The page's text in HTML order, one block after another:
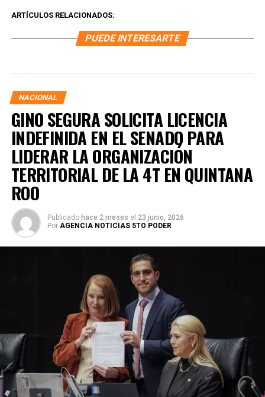
ARTÍCULOS RELACIONADOS:
PUEDE INTERESARTE
NACIONAL
GINO SEGURA SOLICITA LICENCIA
INDEFINIDA EN EL SENADO PARA
LIDERAR LA ORGANIZACIÓN
TERRITORIAL DE LA 4T EN QUINTANA
ROO
Publicado hace 2 meses el 23 junio, 2026
Por AGENCIA NOTICIAS 5TO PODER